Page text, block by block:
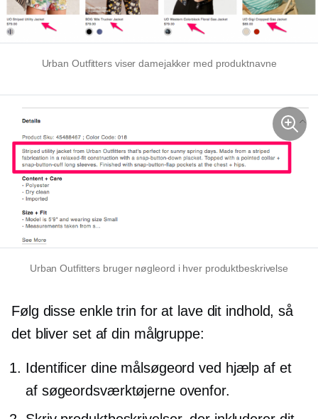
Urban Outfitters viser damejakker med produktnavne
Urban Outfitters bruger nøgleord i hver produktbeskrivelse
Følg disse enkle trin for at lave dit indhold, så
det bliver set af din målgruppe:
Identificer dine målsøgeord ved hjælp af et
af søgeordsværktøjerne ovenfor.